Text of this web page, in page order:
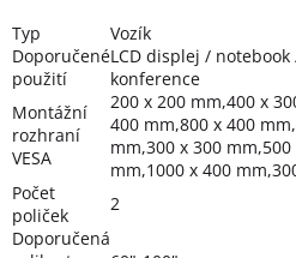
Typ
Vozík
Doporučené
použití
LCD displej /
konference
Montážní
rozhraní
VESA
200 x 200 mm,400 x
400 mm,800 x 400
mm,300 x 300
mm,1000 x 400
Počet
poliček
2
Doporučená